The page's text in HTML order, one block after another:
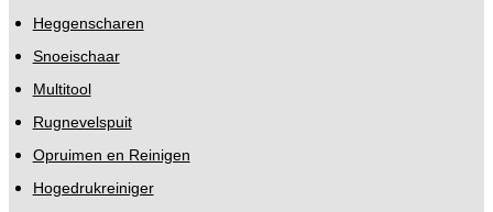
Heggenscharen
Snoeischaar
Multitool
Rugnevelspuit
Opruimen en Reinigen
Hogedrukreiniger